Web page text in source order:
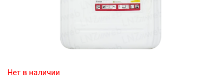
Нет в наличии